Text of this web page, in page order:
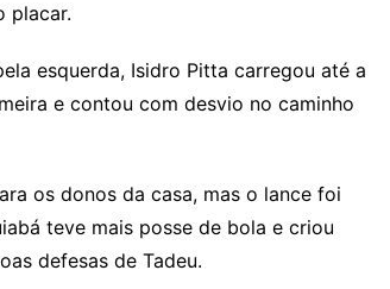
placar.
esquerda, Isidro Pitta carregou até a
e contou com desvio no caminho
os donos da casa, mas o lance foi
teve mais posse de bola e criou
defesas de Tadeu.